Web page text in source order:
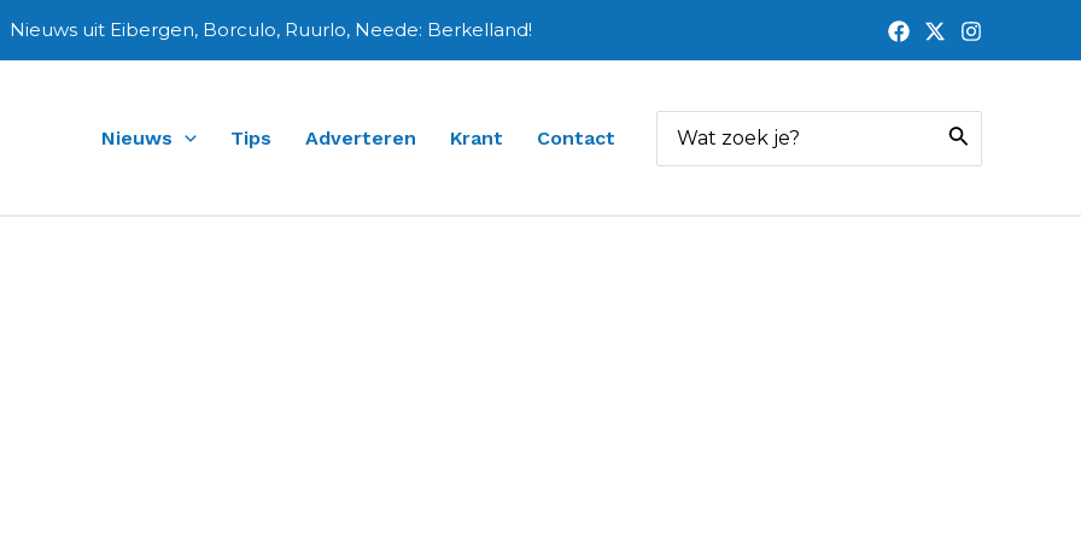
Nieuws uit Eibergen, Borculo, Ruurlo, Neede: Berkelland!
Nieuws Tips Adverteren Krant Contact
naar: